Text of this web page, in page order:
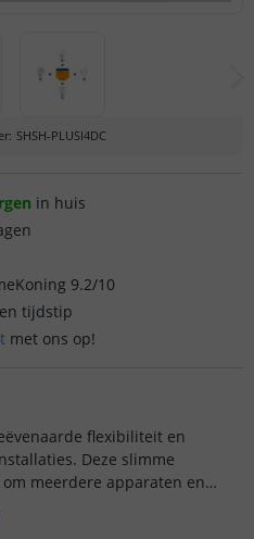
: SHSH-PLUSI4DC
in huis
9.2/10
tijdstip
met ons op!
flexibiliteit en
Deze slimme
meerdere apparaten en
aanraking of